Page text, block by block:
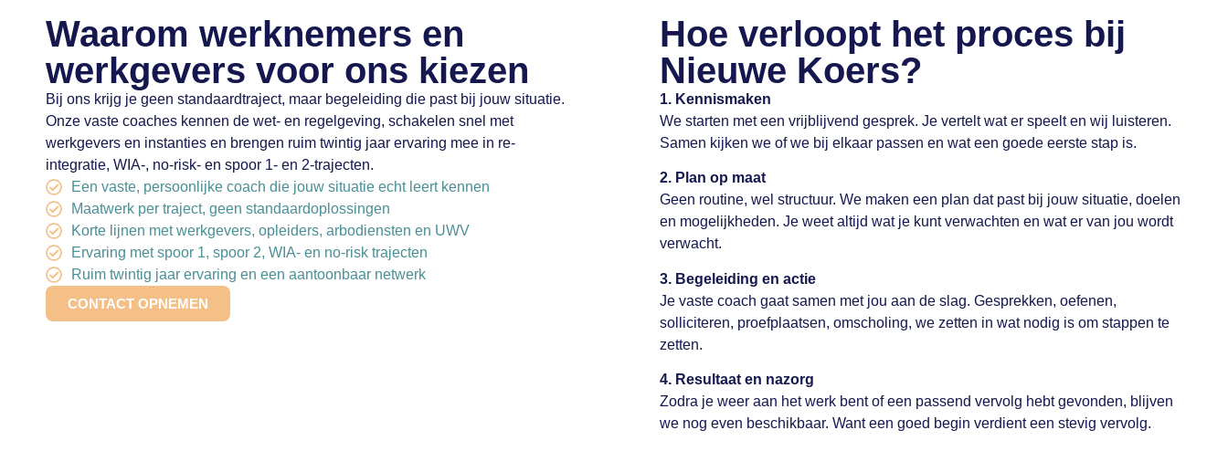
Waarom werknemers en
werkgevers voor ons kiezen
Bij ons krijg je geen standaardtraject, maar begeleiding die past bij jouw situatie.
Onze vaste coaches kennen de wet- en regelgeving, schakelen snel met
werkgevers en instanties en brengen ruim twintig jaar ervaring mee in re-
integratie, WIA-, no-risk- en spoor 1- en 2-trajecten.
Een vaste, persoonlijke coach die jouw situatie echt leert kennen
Maatwerk per traject, geen standaardoplossingen
Korte lijnen met werkgevers, opleiders, arbodiensten en UWV
Ervaring met spoor 1, spoor 2, WIA- en no-risk trajecten
Ruim twintig jaar ervaring en een aantoonbaar netwerk
CONTACT OPNEMEN
Hoe verloopt het proces bij
Nieuwe Koers?
1. Kennismaken
We starten met een vrijblijvend gesprek. Je vertelt wat er speelt en wij luisteren.
Samen kijken we of we bij elkaar passen en wat een goede eerste stap is.
2. Plan op maat
Geen routine, wel structuur. We maken een plan dat past bij jouw situatie, doelen
en mogelijkheden. Je weet altijd wat je kunt verwachten en wat er van jou wordt
verwacht.
3. Begeleiding en actie
Je vaste coach gaat samen met jou aan de slag. Gesprekken, oefenen,
solliciteren, proefplaatsen, omscholing, we zetten in wat nodig is om stappen te
zetten.
4. Resultaat en nazorg
Zodra je weer aan het werk bent of een passend vervolg hebt gevonden, blijven
we nog even beschikbaar. Want een goed begin verdient een stevig vervolg.